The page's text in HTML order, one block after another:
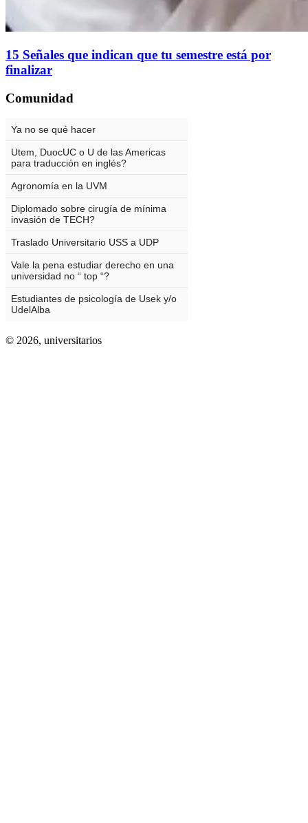
15 Señales que indican que tu semestre está por
finalizar
Comunidad
© 2026, universitarios